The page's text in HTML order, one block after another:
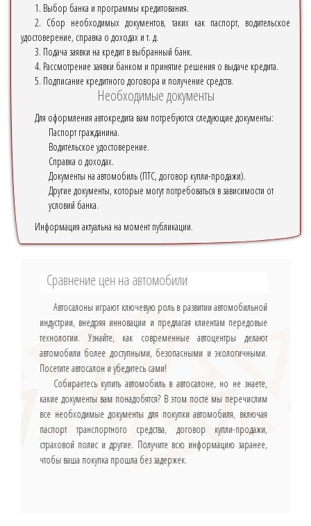
1. Выбор банка и программы кредитования.
2. Сбор необходимых документов, таких как паспорт, водительское
удостоверение, справка о доходах и т. д.
3. Подача заявки на кредит в выбранный банк.
4. Рассмотрение заявки банком и принятие решения о выдаче кредита.
5. Подписание кредитного договора и получение средств.
Необходимые документы
Для оформления автокредита вам потребуются следующие документы:
Паспорт гражданина.
Водительское удостоверение.
Справка о доходах.
Документы на автомобиль (ПТС, договор купли-продажи).
Другие документы, которые могут потребоваться в зависимости от
условий банка.
Информация актуальна на момент публикации.
Сравнение цен на автомобили
Автосалоны играют ключевую роль в развитии автомобильной
индустрии, внедряя инновации и предлагая клиентам передовые
технологии. Узнайте, как современные автоцентры делают
автомобили более доступными, безопасными и экологичными.
Посетите автосалон и убедитесь сами!
Собираетесь купить автомобиль в автосалоне, но не знаете,
какие документы вам понадобятся? В этом посте мы перечислим
все необходимые документы для покупки автомобиля, включая
паспорт транспортного средства, договор купли-продажи,
страховой полис и другие. Получите всю информацию заранее,
чтобы ваша покупка прошла без задержек.